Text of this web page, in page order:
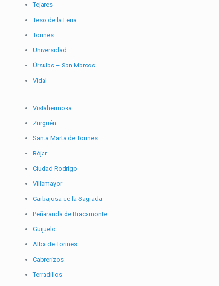
Tejares
Teso de la Feria
Tormes
Universidad
Úrsulas – San Marcos
Vidal
Vistahermosa
Zurguén
Santa Marta de Tormes
Béjar
Ciudad Rodrigo
Villamayor
Carbajosa de la Sagrada
Peñaranda de Bracamonte
Guijuelo
Alba de Tormes
Cabrerizos
Terradillos